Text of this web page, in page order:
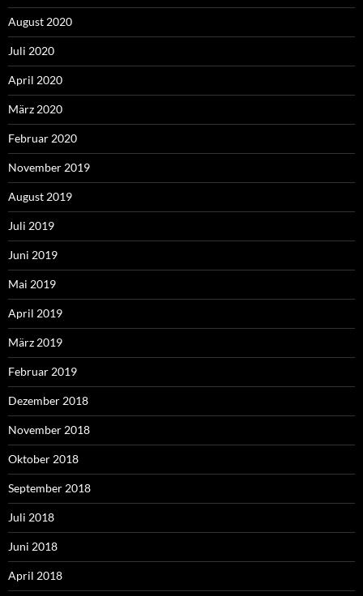
August 2020
Juli 2020
April 2020
März 2020
Februar 2020
November 2019
August 2019
Juli 2019
Juni 2019
Mai 2019
April 2019
März 2019
Februar 2019
Dezember 2018
November 2018
Oktober 2018
September 2018
Juli 2018
Juni 2018
April 2018